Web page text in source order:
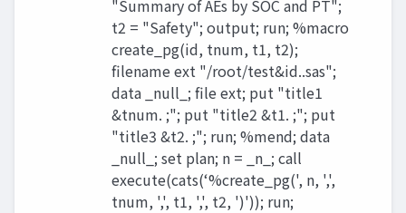
"Summary of AEs by SOC and PT";
t2 = "Safety"; output; run; %macro
create_pg(id, tnum, t1, t2);
filename ext "/root/test&id..sas";
data _null_; file ext; put "title1
&tnum. ;"; put "title2 &t1. ;"; put
"title3 &t2. ;"; run; %mend; data
_null_; set plan; n = _n_; call
execute(cats(‘%create_pg(', n, ',',
tnum, ',', t1, ',', t2, ')')); run;